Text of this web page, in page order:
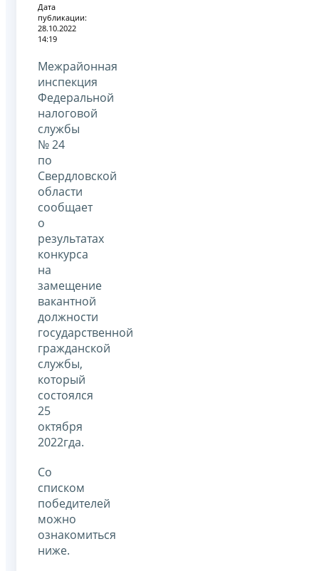
Дата
публикации:
28.10.2022
14:19
Межрайонная
инспекция
Федеральной
налоговой
службы
№ 24
по
Свердловской
области
сообщает
о
результатах
конкурса
на
замещение
вакантной
должности
государственной
гражданской
службы,
который
состоялся
25
октября
2022гда.
Со
списком
победителей
можно
ознакомиться
ниже.